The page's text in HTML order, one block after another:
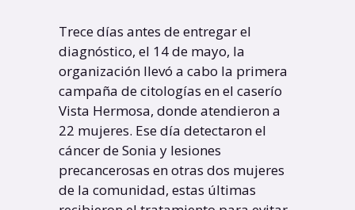
Trece días antes de entregar el
diagnóstico, el 14 de mayo, la
organización llevó a cabo la primera
campaña de citologías en el caserío
Vista Hermosa, donde atendieron a
22 mujeres. Ese día detectaron el
cáncer de Sonia y lesiones
precancerosas en otras dos mujeres
de la comunidad, estas últimas